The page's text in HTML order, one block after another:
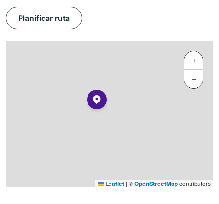
Planificar ruta
+
−
Leaflet | ©OpenStreetMapcontributors